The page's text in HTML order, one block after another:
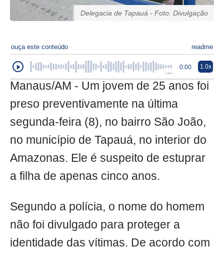
Delegacia de Tapauá - Foto: Divulgação
ouça este conteúdo readme
0:00 1.0x
Manaus/AM - Um jovem de 25 anos foi
preso preventivamente na última
segunda-feira (8), no bairro São João,
no município de Tapauá, no interior do
Amazonas. Ele é suspeito de estuprar
a filha de apenas cinco anos.
Segundo a polícia, o nome do homem
não foi divulgado para proteger a
identidade das vítimas. De acordo com